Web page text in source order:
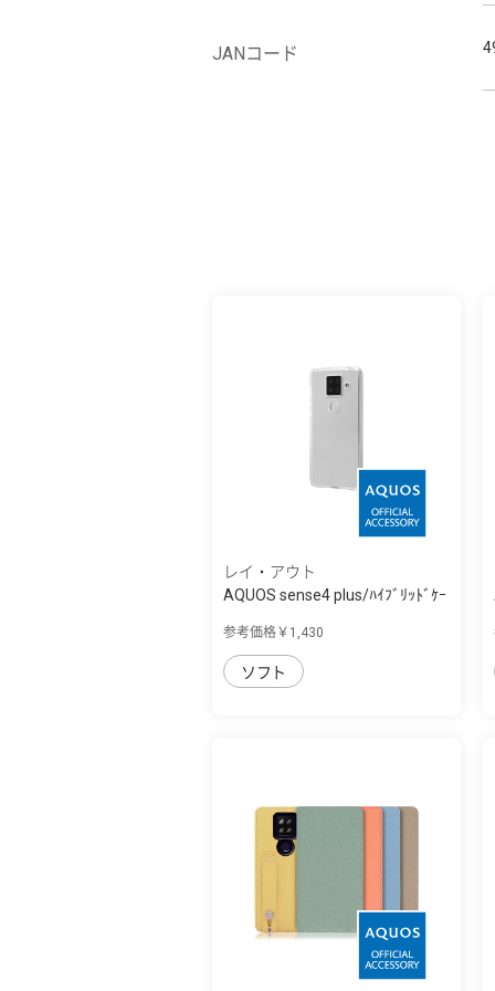
JANコード
レイ・アウト
AQUOS sense4 plus/ﾊｲﾌﾞﾘｯﾄﾞｹｰ
参考価格￥1,430
ソフト